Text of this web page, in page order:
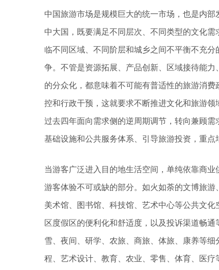
中国旅游市场是规模巨大的统一市场，也是内
中大国，既要满足不同层次、不同类型的文化
临不同区域、不同阶层和城乡之间不平衡不充
争。不管是资源拓展、产品创新、区域接待能
的分众化，都意味着不可能有普适性的旅游消
控和行政干预，这就要求不断推进文化和旅游
过去四年面向需求侧的逆周期调节，转向兼顾
基础设施和公共服务体系、引导旅游投资，重点
当游客广泛进入目的地生活空间，单纯依靠商
游客体验不可或缺的部分。如火如荼的文博旅游
美术馆、图书馆、科技馆、艺术中心等公共文
区度假区的便利化和舒适度，以及投诉渠道畅
雪、夜间、研学、农旅、商旅、体旅、康养等
程、艺术设计、教育、农业、零售、体育、医